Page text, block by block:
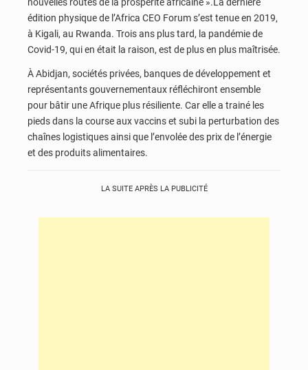
édition physique de l’Africa CEO Forum s’est tenue en 2019,
à Kigali, au Rwanda. Trois ans plus tard, la pandémie de
Covid-19, qui en était la raison, est de plus en plus maîtrisée.
À Abidjan, sociétés privées, banques de développement et
représentants gouvernementaux réfléchiront ensemble
pour bâtir une Afrique plus résiliente. Car elle a trainé les
pieds dans la course aux vaccins et subi la perturbation des
chaînes logistiques ainsi que l’envolée des prix de l’énergie
et des produits alimentaires.
LA SUITE APRÈS LA PUBLICITÉ